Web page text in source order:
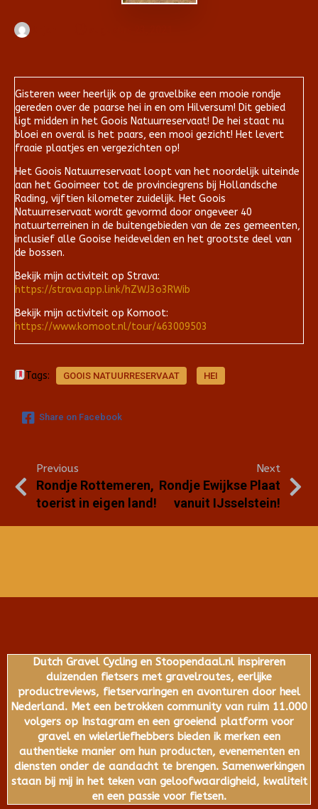
Gisteren weer heerlijk op de gravelbike een mooie rondje
gereden over de paarse hei in en om Hilversum! Dit gebied
ligt midden in het Goois Natuurreservaat! De hei staat nu
bloei en overal is het paars, een mooi gezicht! Het levert
fraaie plaatjes en vergezichten op!
Het Goois Natuurreservaat loopt van het noordelijk uiteinde
aan het Gooimeer tot de provinciegrens bij Hollandsche
Rading, vijftien kilometer zuidelijk. Het Goois
Natuurreservaat wordt gevormd door ongeveer 40
natuurterreinen in de buitengebieden van de zes gemeenten,
inclusief alle Gooise heidevelden en het grootste deel van
de bossen.
Bekijk mijn activiteit op Strava:
https://strava.app.link/hZWJ3o3RWib
Bekijk mijn activiteit op Komoot:
https://www.komoot.nl/tour/463009503
Tags: GOOIS NATUURRESERVAAT HEI
Share on Facebook
Previous
Rondje Rottemeren,
toerist in eigen land!
Next
Rondje Ewijkse Plaat
vanuit IJsselstein!
Dutch Gravel Cycling en Stoopendaal.nl inspireren
duizenden fietsers met gravelroutes, eerlijke
productreviews, fietservaringen en avonturen door heel
Nederland. Met een betrokken community van ruim 11.000
volgers op Instagram en een groeiend platform voor
gravel en wielerliefhebbers bieden ik merken een
authentieke manier om hun producten, evenementen en
diensten onder de aandacht te brengen. Samenwerkingen
staan bij mij in het teken van geloofwaardigheid, kwaliteit
en een passie voor fietsen.